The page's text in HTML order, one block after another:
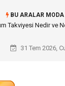
BU ARALAR MODA
ve Spor
31 Tem 2026,